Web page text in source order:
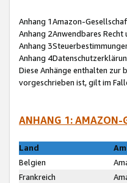
Anhang 1Amazon-
Anhang 2Anwendbares
Anhang
Anhang
Diese Anhänge enthalten zur
vorgeschrieben ist, gilt im
ANHANG 1: AMAZON-
Land
Belgien
Frankreich